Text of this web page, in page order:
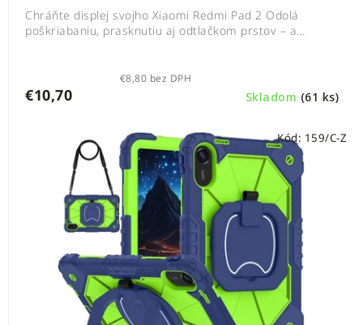
Skladom (61 ks)
€8,80 bez DPH
€10,70
Chráňte displej svojho Xiaomi Redmi Pad 2 Odolá
poškriabaniu, prasknutiu aj odtlačkom prstov – a...
Kód: 159/C-Z